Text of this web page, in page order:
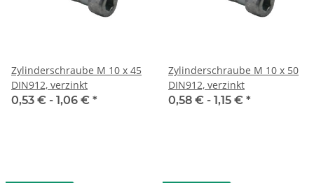
Zylinderschraube M 10 x 45
DIN912, verzinkt
0,53 € - 1,06 € *
Zylinderschraube M 10 x 50
DIN912, verzinkt
0,58 € - 1,15 € *